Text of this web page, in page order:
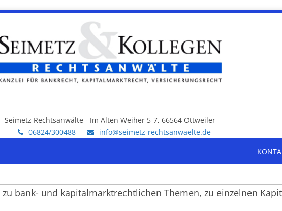
Seimetz Rechtsanwälte - Im Alten Weiher 5-7, 66564 Ottweiler
06824/300488
info@seimetz-rechtsanwaelte.de
und kapitalmarktrechtlichen Themen, zu einzelnen